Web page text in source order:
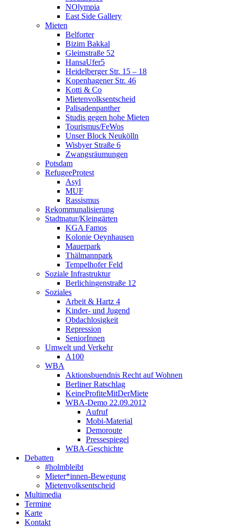
NOlympia
East Side Gallery
Mieten
Belforter
Bizim Bakkal
Gleimstraße 52
HansaUfer5
Heidelberger Str. 15 – 18
Kopenhagener Str. 46
Kotti & Co
Mietenvolksentscheid
Palisadenpanther
Studis gegen hohe Mieten
Tourismus/FeWos
Unser Block Neukölln
Wisbyer Straße 6
Zwangsräumungen
Potsdam
RefugeeProtest
Asyl
MUF
Rassismus
Rekommunalisierung
Stadtnatur/Kleingärten
KGA Famos
Kolonie Oeynhausen
Mauerpark
Thälmannpark
Tempelhofer Feld
Soziale Infrastruktur
Berlichingenstraße 12
Soziales
Arbeit & Hartz 4
Kinder- und Jugend
Obdachlosigkeit
Repression
SeniorInnen
Umwelt und Verkehr
A100
WBA
Aktionsbuendnis Recht auf Wohnen
Berliner Ratschlag
KeineProfiteMitDerMiete
WBA-Demo 22.09.2012
Aufruf
Mobi-Material
Demoroute
Pressespiegel
WBA-Geschichte
Debatten
#holmbleibt
Mieter*innen-Bewegung
Mietenvolksentscheid
Multimedia
Termine
Karte
Kontakt